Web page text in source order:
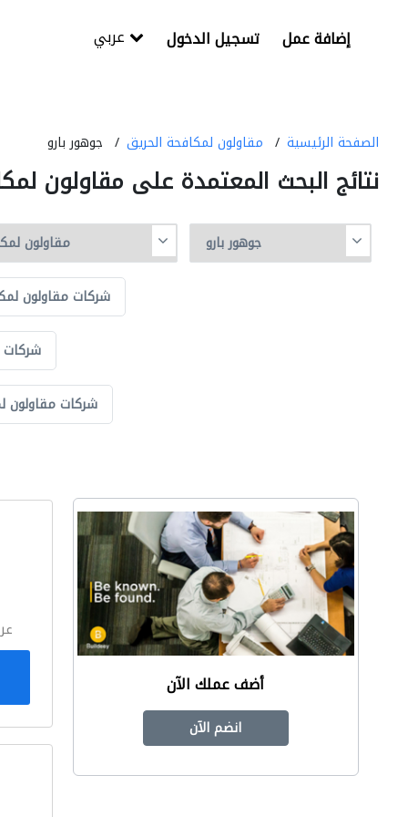
تسجيل الدخول إضافة عمل
الصفحة الرئيسية مقاولون لمكافحة الحريق جوهور بارو
نتائج البحث المعتمدة على مقاولون
شركات مقاولون
شركات
شركات مقاولون
أضف عملك الآن
انضم الآن